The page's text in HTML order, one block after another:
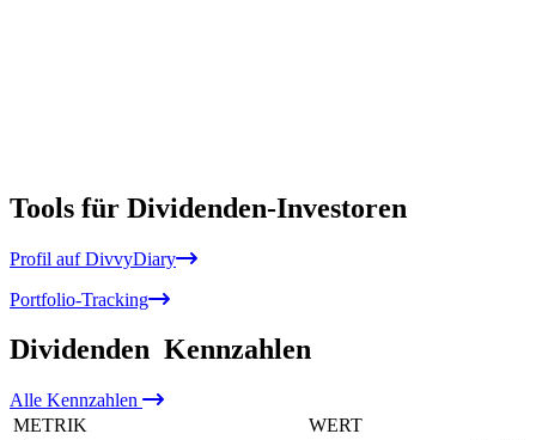
Tools für Dividenden-Investoren
Profil auf DivvyDiary
Portfolio-Tracking
Dividenden Kennzahlen
Alle Kennzahlen
METRIK
WERT